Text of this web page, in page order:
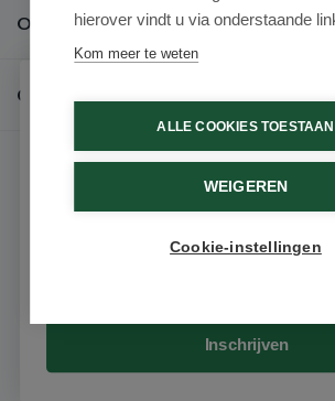
Over ons
Contact
9.6 / 10 (531
hierover vindt u via onderstaande
Kom meer te weten
ALLE COOKIES TOESTAAN
WEIGEREN
Cookie-instellingen
Schrijf je in voor onze
Ontvang als eerste de beste
advies
Inschrijven